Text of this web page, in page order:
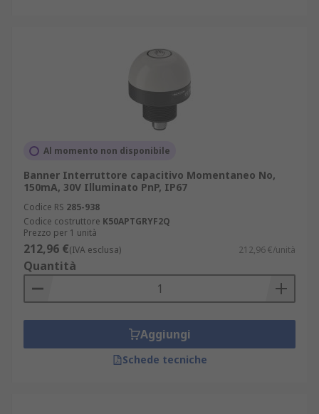
Al momento non disponibile
Banner Interruttore capacitivo Momentaneo No,
150mA, 30V Illuminato PnP, IP67
Codice RS 285-938
Codice costruttore K50APTGRYF2Q
Prezzo per 1 unità
212,96 €(IVA esclusa) 212,96 €/unità
Quantità
Aggiungi
Schede tecniche